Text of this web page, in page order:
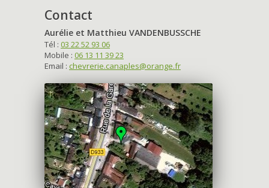
Contact
Aurélie et Matthieu VANDENBUSSCHE
Tél : 03 22 52 93 06
Mobile : 06 13 11 39 23
Email : chevrerie.canaples@orange.fr